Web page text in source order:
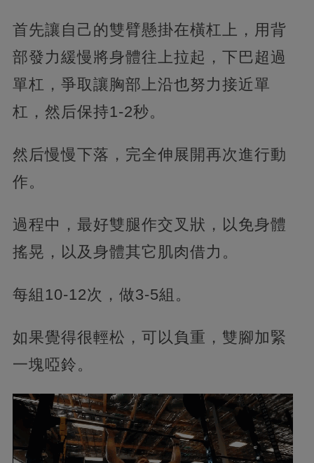
首先讓自己的雙臂懸掛在橫杠上，用背
部發力緩慢將身體往上拉起，下巴超過
單杠，爭取讓胸部上沿也努力接近單
杠，然后保持1-2秒。
然后慢慢下落，完全伸展開再次進行動
作。
過程中，最好雙腿作交叉狀，以免身體
搖晃，以及身體其它肌肉借力。
每組10-12次，做3-5組。
如果覺得很輕松，可以負重，雙腳加緊
一塊啞鈴。